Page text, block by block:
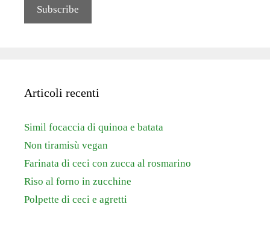
Articoli recenti
Simil focaccia di quinoa e batata
Non tiramisù vegan
Farinata di ceci con zucca al rosmarino
Riso al forno in zucchine
Polpette di ceci e agretti